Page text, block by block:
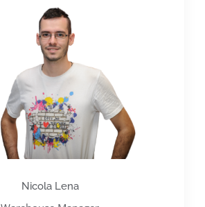
Nicola Lena